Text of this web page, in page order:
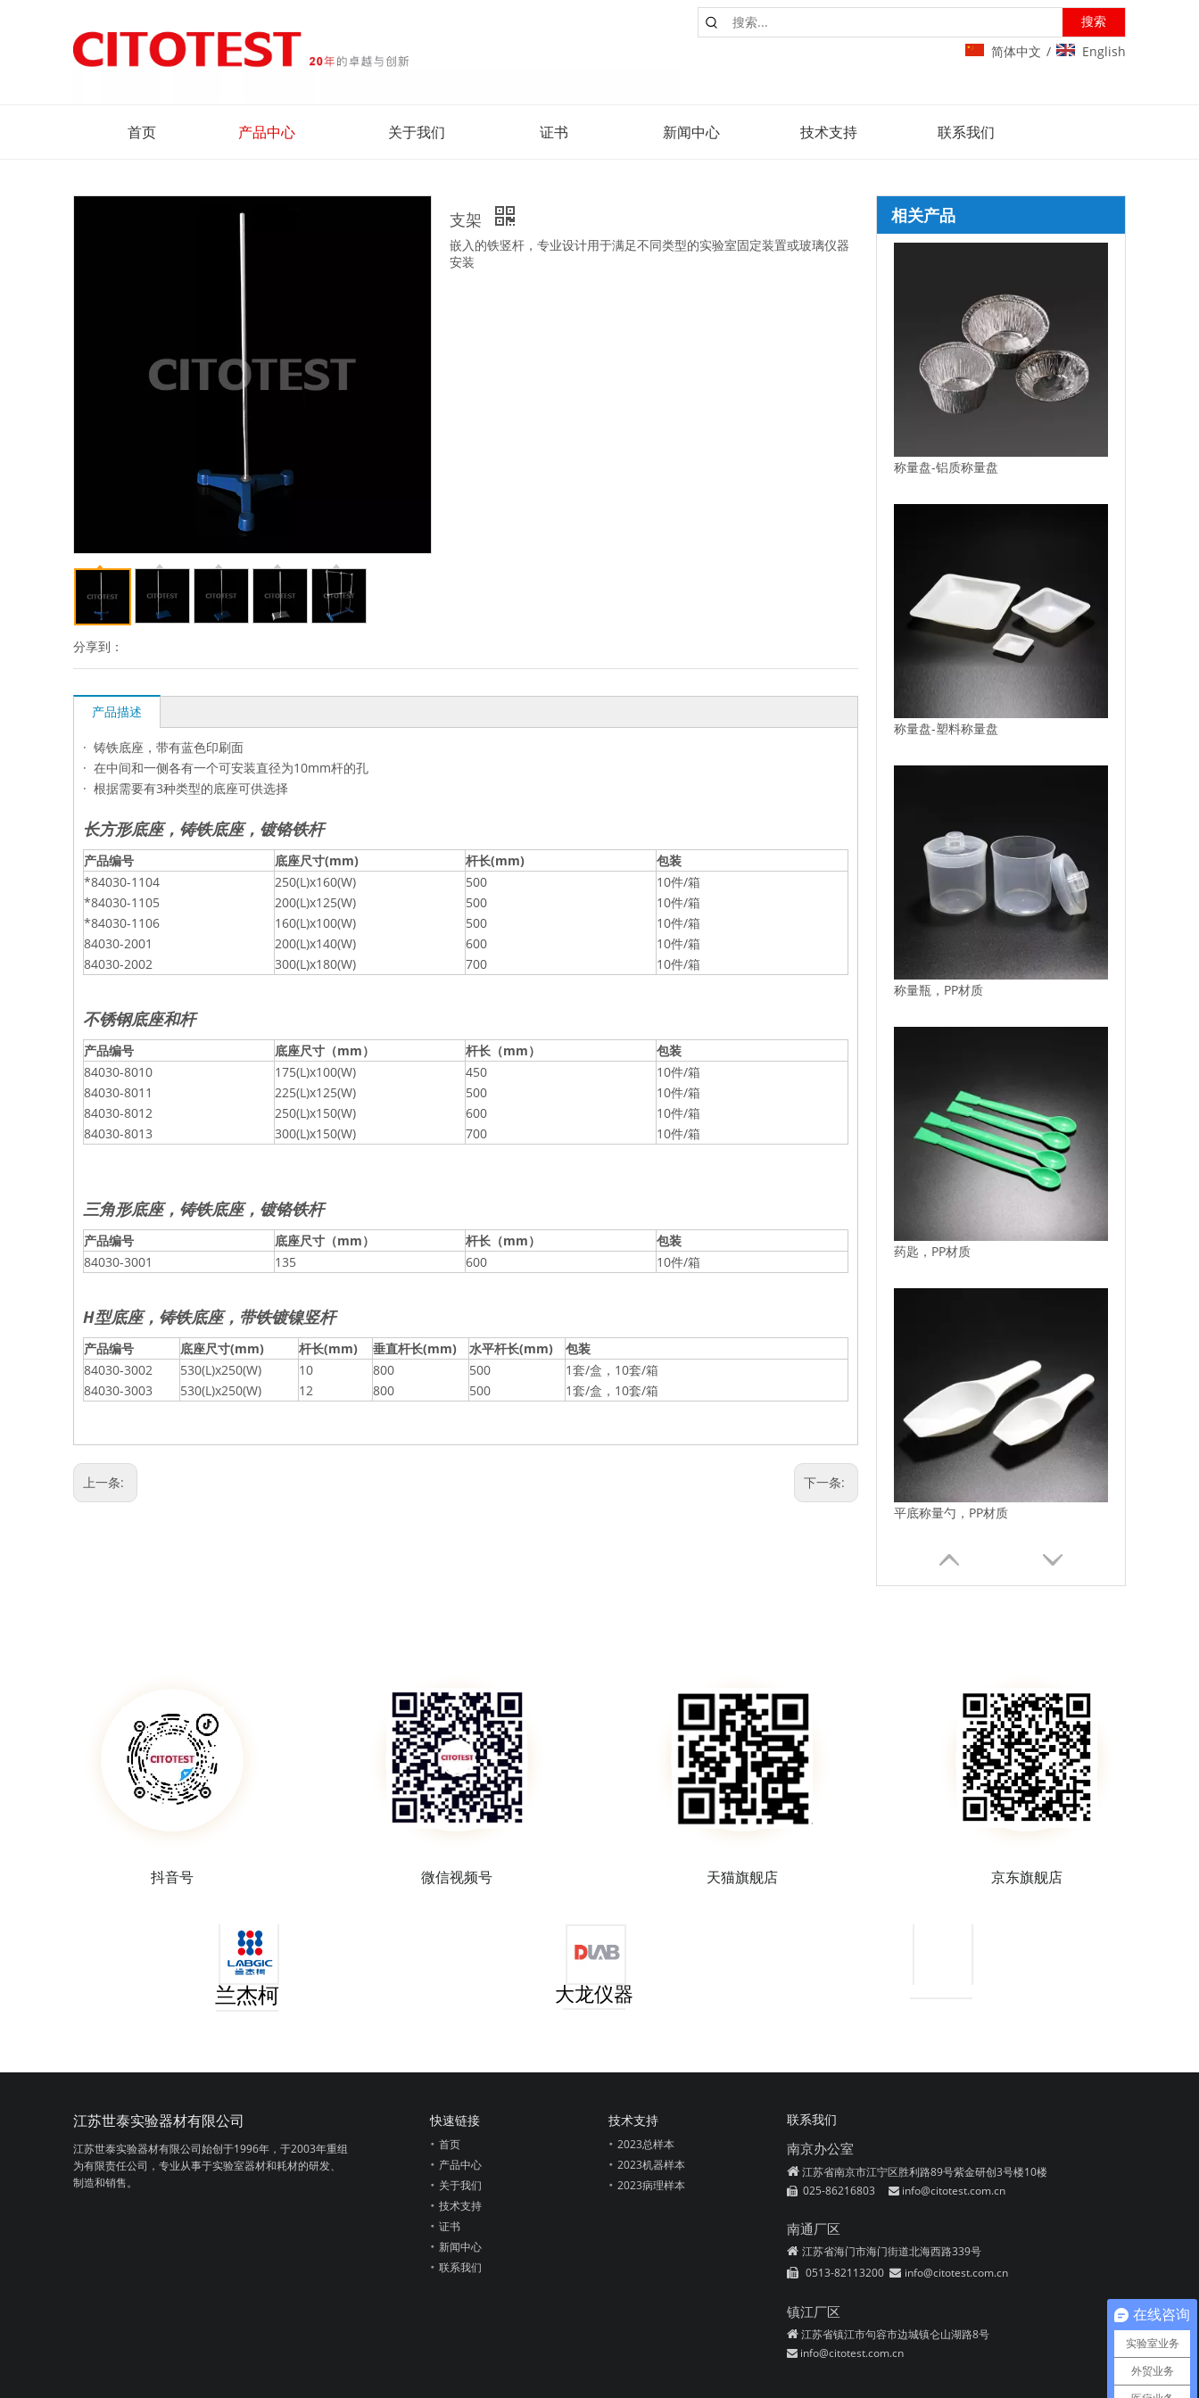
搜索
简体中文 / English
首页 产品中心 关于我们 证书 新闻中心 技术支持 联系我们
分享到：
支架
嵌入的铁竖杆，专业设计用于满足不同类型的实验室固定装置或玻璃仪器
安装
产品描述
· 铸铁底座，带有蓝色印刷面
· 在中间和一侧各有一个可安装直径为10mm杆的孔
· 根据需要有3种类型的底座可供选择
长方形底座，铸铁底座，镀铬铁杆
产品编号 底座尺寸(mm) 杆长(mm)
包装
*84030-1104
*84030-1105
*84030-1106
84030-2001
84030-2002
250(L)x160(W)
200(L)x125(W)
160(L)x100(W)
200(L)x140(W)
300(L)x180(W)
500
500
500
600
700
10件/箱
10件/箱
10件/箱
10件/箱
10件/箱
不锈钢底座和杆
产品编号 底座尺寸（mm） 杆长（mm）
包装
84030-8010
84030-8011
84030-8012
84030-8013
175(L)x100(W)
225(L)x125(W)
250(L)x150(W)
300(L)x150(W)
450
500
600
700
10件/箱
10件/箱
10件/箱
10件/箱
三角形底座，铸铁底座，镀铬铁杆
产品编号 底座尺寸（mm） 杆长（mm）
包装
84030-3001
135 600 10件/箱
H型底座，铸铁底座，带铁镀镍竖杆
产品编号 底座尺寸(mm) 杆长(mm) 垂直杆长(mm) 水平杆长(mm)
包装
84030-3002
84030-3003
530(L)x250(W)
530(L)x250(W)
10
12
800
800
500
500
1套/盒，10套/箱
1套/盒，10套/箱
上一条: 下一条:
相关产品
称量盘-铝质称量盘
称量盘-塑料称量盘
称量瓶，PP材质
药匙，PP材质
平底称量勺，PP材质
抖音号 微信视频号 天猫旗舰店 京东旗舰店
兰杰柯 大龙仪器
江苏世泰实验器材有限公司
江苏世泰实验器材有限公司始创于1996年， 于2003年重组
为有限责任公司，专业从事于实验室器材和耗材的研发、
制造和销售。
快速链接
首页
产品中心
关于我们
技术支持
证书
新闻中心
联系我们
技术支持
2023总样本
2023机器样本
2023病理样本
联系我们
南京办公室
 江苏省南京市江宁区胜利路89号紫金研创3号楼10楼
 025-86216803  info@citotest.com.cn
南通厂区
 江苏省海门市海门街道北海西路339号
 0513-82113200  info@citotest.com.cn
镇江厂区
 江苏省镇江市句容市边城镇仑山湖路8号
 info@citotest.com.cn
在线咨询
实验室业务
外贸业务